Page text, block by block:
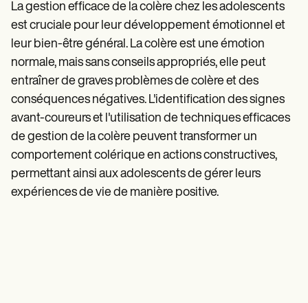
La gestion efficace de la colère chez les adolescents
est cruciale pour leur développement émotionnel et
leur bien-être général. La colère est une émotion
normale, mais sans conseils appropriés, elle peut
entraîner de graves problèmes de colère et des
conséquences négatives. L'identification des signes
avant-coureurs et l'utilisation de techniques efficaces
de gestion de la colère peuvent transformer un
comportement colérique en actions constructives,
permettant ainsi aux adolescents de gérer leurs
expériences de vie de manière positive.